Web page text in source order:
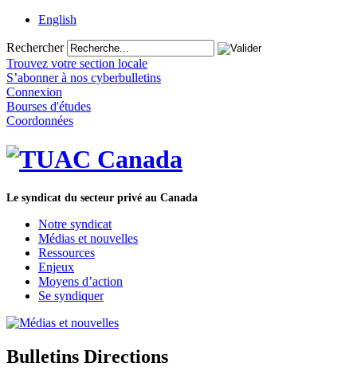
English
Rechercher
Trouvez votre section locale
S’abonner à nos cyberbulletins
Connexion
Bourses d'études
Coordonnées
Le syndicat du secteur privé au Canada
Notre syndicat
Médias et nouvelles
Ressources
Enjeux
Moyens d’action
Se syndiquer
Bulletins Directions